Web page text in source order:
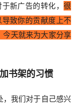
新广告的转化， 很
致你的贡献度上不
天就来为大家分享
书架的习惯
，我们对于自己感兴